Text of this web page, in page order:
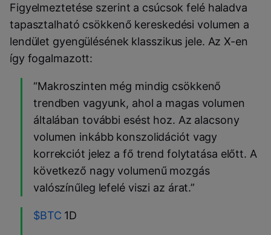
Figyelmeztetése szerint a csúcsok felé haladva
tapasztalható csökkenő kereskedési volumen a
lendület gyengülésének klasszikus jele. Az X-en
így fogalmazott:
“Makroszinten még mindig csökkenő
trendben vagyunk, ahol a magas volumen
általában további esést hoz. Az alacsony
volumen inkább konszolidációt vagy
korrekciót jelez a fő trend folytatása előtt. A
következő nagy volumenű mozgás
valószínűleg lefelé viszi az árat.”
$BTC 1D